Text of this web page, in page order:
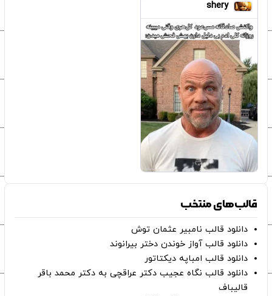
shery
قالب‌های منتخب
دانلود قالب نامبیر عثمان ‌توش
دانلود قالب آواز خوندن دختر بیرانوند
دانلود قالب امباپه دیکتاتور
دانلود قالب نگاه عجیب دکتر عراقچی به دکتر محمد باقر
قالیباف